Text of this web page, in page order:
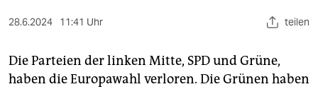
28.6.2024 11:41 Uhr teilen
Die Parteien der linken Mitte, SPD und Grüne,
haben die Europawahl verloren. Die Grünen haben